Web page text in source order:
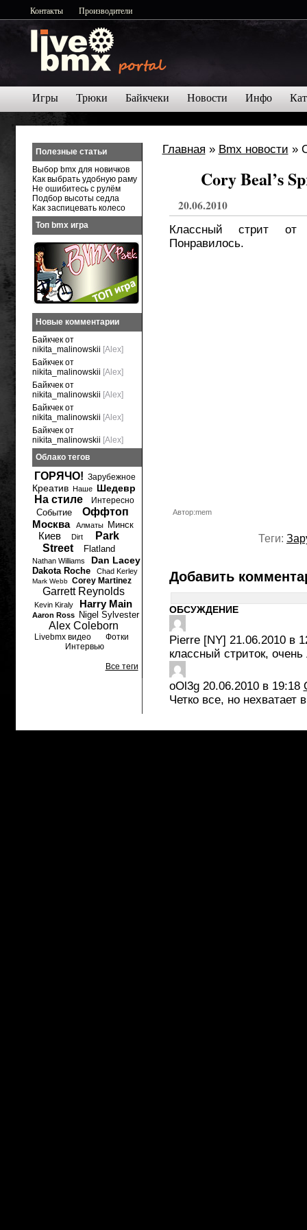
Контакты Производители
Игры Трюки Байкчеки Новости Инфо
Главная » Bmx новости »
Cory Beal’s
20.06.2010
Классный стрит от
Понравилось.
Автор:mem
Теги:
Добавить
ОБСУЖДЕНИЕ
Pierre [NY] 21.06.2010 в
классный стриток,
oOl3g 20.06.2010 в 19:18
Четко все, но нехватает
Полезные статьи
Выбор bmx для новичков
Как выбрать удобную раму
Не ошибитесь с рулём
Подбор высоты седла
Как заспицевать колесо
Топ bmx игра
Новые комментарии
Байкчек от
nikita_malinowskii [Alex]
Байкчек от
nikita_malinowskii [Alex]
Байкчек от
nikita_malinowskii [Alex]
Байкчек от
nikita_malinowskii [Alex]
Байкчек от
nikita_malinowskii [Alex]
Облако тегов
ГОРЯЧО! Зарубежное
Креатив Наше Шедевр
На стиле Интересно
Событие
Оффтоп
Москва
Алматы Минск
Киев Dirt
Park
Street
Flatland
Nathan Williams Dan Lacey
Dakota Roche Chad Kerley
Mark Webb Corey Martinez
Garrett Reynolds
Kevin Kiraly Harry Main
Aaron Ross Nigel Sylvester
Alex Coleborn
Livebmx видео
Фотки
Интервью
Все теги